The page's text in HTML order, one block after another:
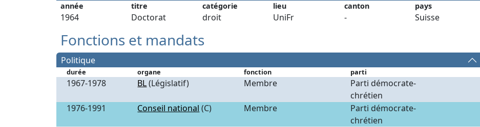
année titre catégorie lieu canton pays
1964 Doctorat droit UniFr - Suisse
Fonctions et mandats
Politique
durée organe fonction parti
1967-1978 BL(Législatif) Membre
Parti démocrate-
chrétien
1976-1991
Conseil national (C) Membre
Parti démocrate-
chrétien